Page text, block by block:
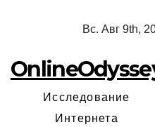
Вс. Авг 9th,
Исследование
Интернета